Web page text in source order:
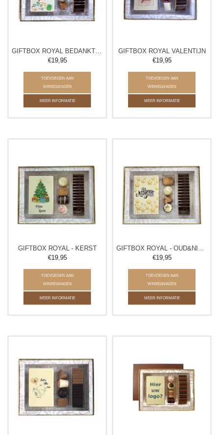
GIFTBOX ROYAL BEDANKT JUF/MEESTER
€19,95
TOEVOEGEN AAN
WINKELWAGEN
MEER INFORMATIE
GIFTBOX ROYAL VALENTIJN
€19,95
TOEVOEGEN AAN
WINKELWAGEN
MEER INFORMATIE
GIFTBOX ROYAL - KERST
€19,95
TOEVOEGEN AAN
WINKELWAGEN
MEER INFORMATIE
GIFTBOX ROYAL - OUD&NIEUW
€19,95
TOEVOEGEN AAN
WINKELWAGEN
MEER INFORMATIE